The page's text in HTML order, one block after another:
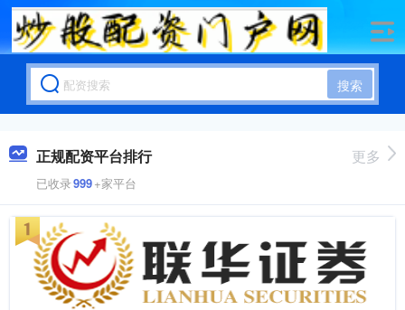
搜索
正规配资平台排行
已收录999+家平台
更多